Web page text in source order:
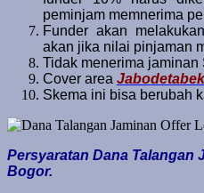
peminjam memnerima
Funder akan
akan jika nilai pinjaman
Tidak menerima jaminan
Cover area
Skema ini bisa berubah
Persyaratan Dana Talangan
Bogor.